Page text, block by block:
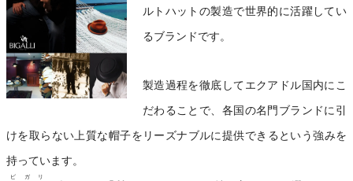
ルトハットの製造で世界的に活躍してい
るブランドです。
製造過程を徹底してエクアドル国内にこ
だわることで、各国の名門ブランドに引
けを取らない上質な帽子をリーズナブルに提供できるという強みを
持っています。
ビガリ